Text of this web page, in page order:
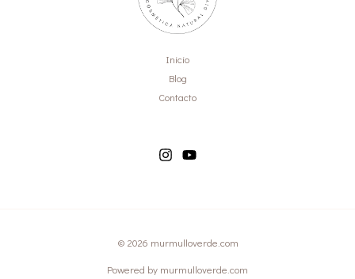
Inicio
Blog
Contacto
© 2026 murmulloverde.com
Powered by murmulloverde.com